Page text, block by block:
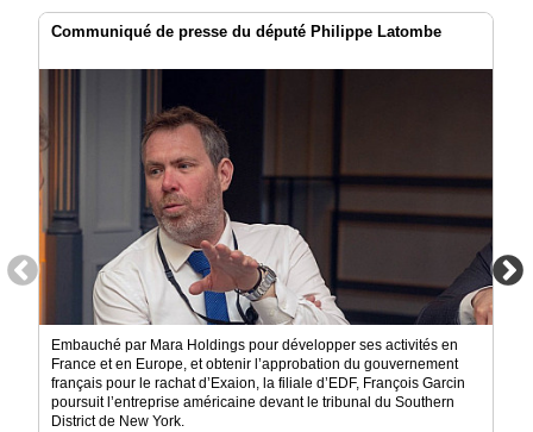
Communiqué de presse du député Philippe Latombe
Embauché par Mara Holdings pour développer ses activités en
France et en Europe, et obtenir l’approbation du gouvernement
français pour le rachat d’Exaion, la filiale d’EDF, François Garcin
poursuit l’entreprise américaine devant le tribunal du Southern
District de New York.